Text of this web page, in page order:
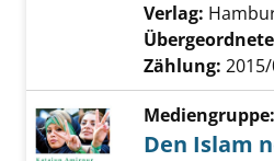
Verlag:
Zählung:
Mediengruppe:
Den Islam